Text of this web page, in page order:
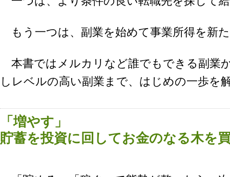
もう一つは、副業を始めて事業所得を新た
本書ではメルカリなど誰でもできる副業
しレベルの高い副業まで、はじめの一歩を
「増やす」
貯蓄を投資に回してお金のなる木を買